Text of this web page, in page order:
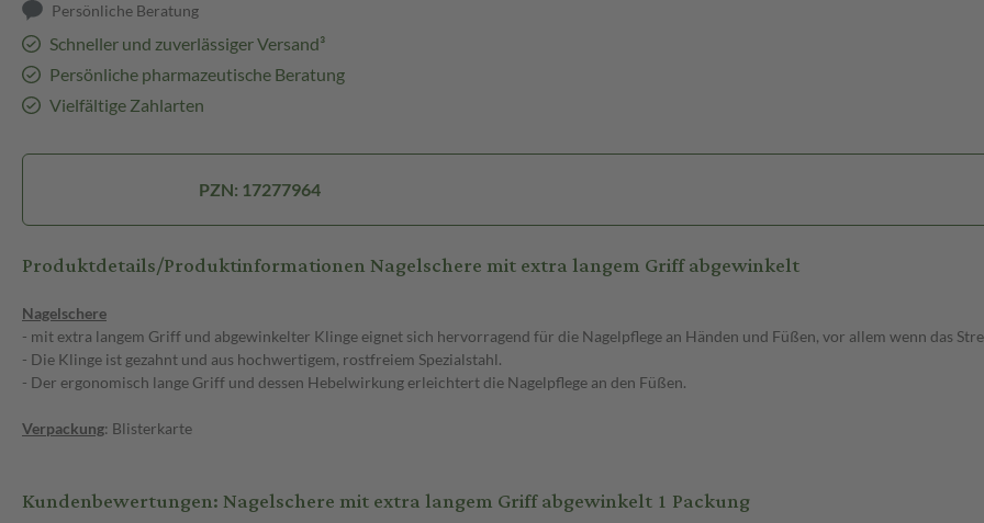
Persönliche Beratung
Schneller und zuverlässiger Versand³
Persönliche pharmazeutische Beratung
Vielfältige Zahlarten
PZN: 17277964
Produktdetails/Produktinformationen Nagelschere mit extra langem Griff abgewinkelt
Nagelschere
- mit extra langem Griff und abgewinkelter Klinge eignet sich hervorragend für die Nagelpflege an Händen und Füßen, vor allem wenn das
- Die Klinge ist gezahnt und aus hochwertigem, rostfreiem Spezialstahl.
- Der ergonomisch lange Griff und dessen Hebelwirkung erleichtert die Nagelpflege an den Füßen.
Verpackung: Blisterkarte
Kundenbewertungen: Nagelschere mit extra langem Griff abgewinkelt 1 Packung